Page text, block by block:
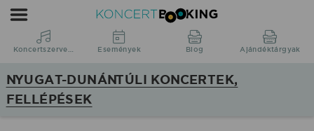
Koncertbooking
Koncertszervezés
Koncertek
Nyugat-
Koncertszervezés Események Blog Ajándéktárgyak
NYUGAT-DUNÁNTÚLI KONCERTEK,
FELLÉPÉSEK